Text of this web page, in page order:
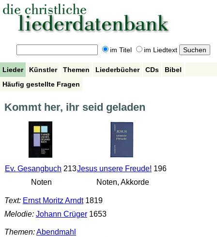
im Titel im Liedtext
Lieder Künstler Themen Liederbücher CDs
Bibel
Häufig gestellte Fragen
Kommt her, ihr seid geladen
Ev. Gesangbuch 213
Noten
Jesus unsere Freude! 196
Noten, Akkorde
Text: Ernst Moritz Arndt1819
Melodie: Johann Crüger1653
Themen:Abendmahl